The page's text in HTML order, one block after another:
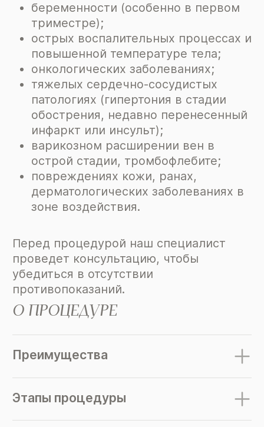
беременности (особенно в первом
триместре);
острых воспалительных процессах и
повышенной температуре тела;
онкологических заболеваниях;
тяжелых сердечно-сосудистых
патологиях (гипертония в стадии
обострения, недавно перенесенный
инфаркт или инсульт);
варикозном расширении вен в
острой стадии, тромбофлебите;
повреждениях кожи, ранах,
дерматологических заболеваниях в
зоне воздействия.
Перед процедурой наш специалист
проведет консультацию, чтобы
убедиться в отсутствии
противопоказаний.
О ПРОЦЕДУРЕ
Преимущества
Этапы процедуры